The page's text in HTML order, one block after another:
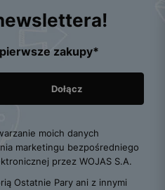
zakupy*
moich danych
marketingu bezpośredniego
przez WOJAS S.A.
Ostatnie Pary ani z innymi